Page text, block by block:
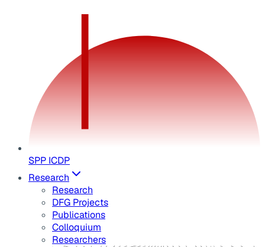
SPP ICDP
Research
Research
DFG Projects
Publications
Colloquium
Researchers